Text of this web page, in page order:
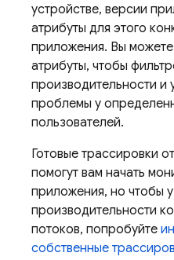
устройстве, версии
атрибуты для этого
приложения. Вы можете
атрибуты, чтобы
производительности и
проблемы у
пользователей.
Готовые трассировки от
помогут вам начать
приложения, но чтобы
производительности
потоков, попробуйте
собственные